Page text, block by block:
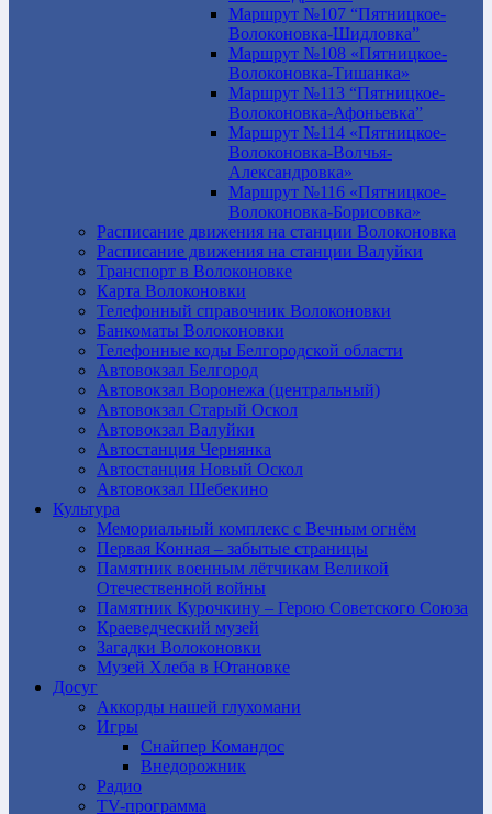
Маршрут №107 “Пятницкое-
Волоконовка-Шидловка”
Маршрут №108 «Пятницкое-
Волоконовка-Тишанка»
Маршрут №113 “Пятницкое-
Волоконовка-Афоньевка”
Маршрут №114 «Пятницкое-
Волоконовка-Волчья-
Александровка»
Маршрут №116 «Пятницкое-
Волоконовка-Борисовка»
Расписание движения на станции Волоконовка
Расписание движения на станции Валуйки
Транспорт в Волоконовке
Карта Волоконовки
Телефонный справочник Волоконовки
Банкоматы Волоконовки
Телефонные коды Белгородской области
Автовокзал Белгород
Автовокзал Воронежа (центральный)
Автовокзал Старый Оскол
Автовокзал Валуйки
Автостанция Чернянка
Автостанция Новый Оскол
Автовокзал Шебекино
Культура
Мемориальный комплекс с Вечным огнём
Первая Конная – забытые страницы
Памятник военным лётчикам Великой
Отечественной войны
Памятник Курочкину – Герою Советского Союза
Краеведческий музей
Загадки Волоконовки
Музей Хлеба в Ютановке
Досуг
Аккорды нашей глухомани
Игры
Снайпер Командос
Внедорожник
Радио
TV-программа